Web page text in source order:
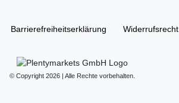
Barrierefreiheitserklärung Widerrufs­recht
© Copyright 2026 | Alle Rechte vorbehalten.